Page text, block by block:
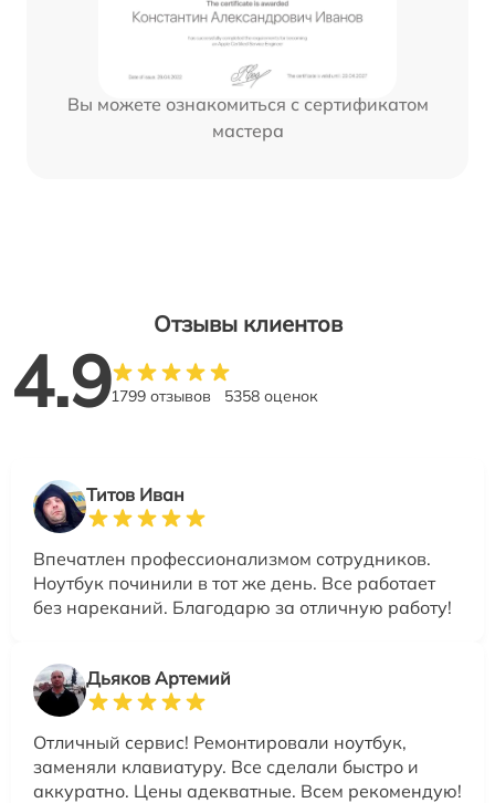
Вы можете ознакомиться с сертификатом
мастера
Отзывы клиентов
4.91799 отзывов 5358 оценок
Титов Иван
Впечатлен профессионализмом сотрудников.
Ноутбук починили в тот же день. Все работает
без нареканий. Благодарю за отличную работу!
Дьяков Артемий
Отличный сервис! Ремонтировали ноутбук,
заменяли клавиатуру. Все сделали быстро и
аккуратно. Цены адекватные. Всем рекомендую!